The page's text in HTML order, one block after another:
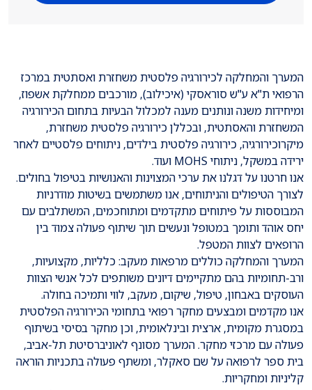
​המערך והמחלקה לכירורגיה פלסטית משחזרת ואסתטית במרכז
הרפואי ת"א ע"ש סוראסקי (איכילוב), מורכבים ממחלקת אשפוז,
ומיחידות משנה ונותנים מענה למכלול הבעיות בתחום הכירורגיה
המשחזרת והאסתטית, ובכללן כירורגיה פלסטית משחזרת,
מיקרוכירורגיה, כירורגיה פלסטית בילדים, ניתוחים פלסטיים לאחר
ירידה במשקל, ניתוחי MOHS ועוד.
אנו חרטנו על דגלנו את ערכי המצוינות והאנושיות בטיפול בחולים.
לצורך הטיפולים והניתוחים, אנו משתמשים בשיטות מודרניות
המבוססות על פיתוחים מתקדמים ומתוחכמים, המשתלבים עם
יחס אוהד ותומך במטופל ונעשים תוך שיתוף פעולה צמוד בין
הרופאים לצוות המטפל.
המערך והמחלקה כוללים מרפאות מעקב: כלליות, מקצועיות,
ורב-תחומיות בהם מתקיימים דיונים משותפים לכל אנשי הצוות
העוסקים באבחון, טיפול, שיקום, מעקב, לווי ותמיכה בחולה.
אנו מקדמים ומבצעים מחקר רפואי בתחומי הכירורגיה הפלסטית
במסגרת מקומית, ארצית ובינלאומית, וכן מחקר בסיסי בשיתוף
פעולה עם מרכזי מחקר. המערך מסונף לאוניברסיטת תל-אביב,
בית ספר לרפואה על שם סאקלר, ומשתף פעולה בתכניות הוראה
קליניות ומחקריות.